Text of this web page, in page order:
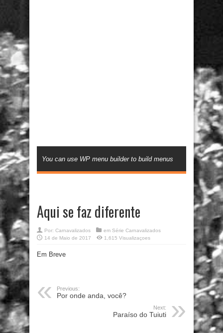
You can use WP menu builder to build menus
Aqui se faz diferente
Por: Carnavalizados em Série Carnavalizados
14 de Maio de 2017
1,615 Visualizaçoes
Em Breve
Previous:
Por onde anda, você?
Next:
Paraíso do Tuiuti